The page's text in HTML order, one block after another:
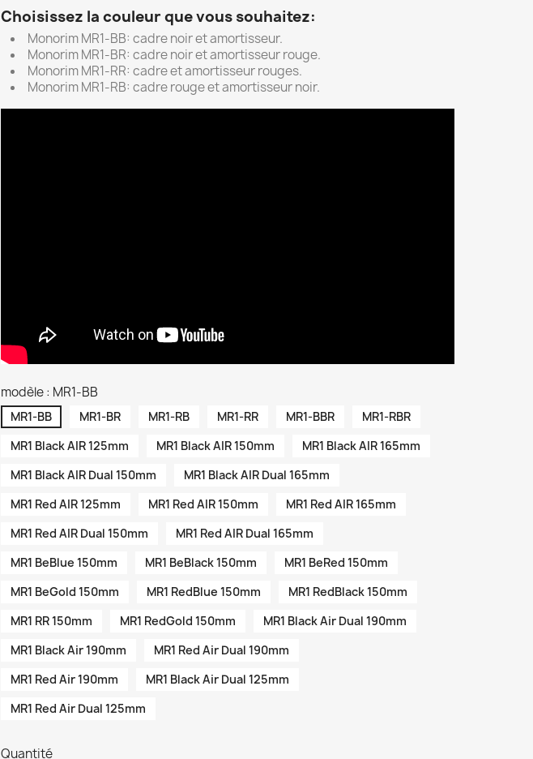
Choisissez la couleur que vous souhaitez:
Monorim MR1-BB: cadre noir et amortisseur.
Monorim MR1-BR: cadre noir et amortisseur rouge.
Monorim MR1-RR: cadre et amortisseur rouges.
Monorim MR1-RB: cadre rouge et amortisseur noir.
modèle : MR1-BB
MR1-BB MR1-BR MR1-RB MR1-RR MR1-BBR
MR1-RBR
MR1 Black AIR 125mm
MR1 Black AIR 150mm
MR1 Black AIR 165mm
MR1 Black AIR Dual 150mm
MR1 Black AIR Dual 165mm
MR1 Red AIR 125mm
MR1 Red AIR 150mm
MR1 Red AIR 165mm
MR1 Red AIR Dual 150mm
MR1 Red AIR Dual 165mm
MR1 BeBlue 150mm
MR1 BeBlack 150mm
MR1 BeRed 150mm
MR1 BeGold 150mm
MR1 RedBlue 150mm
MR1 RedBlack 150mm
MR1 RR 150mm
MR1 RedGold 150mm
MR1 Black Air Dual 190mm
MR1 Black Air 190mm
MR1 Red Air Dual 190mm
MR1 Red Air 190mm
MR1 Black Air Dual 125mm
MR1 Red Air Dual 125mm
Quantité